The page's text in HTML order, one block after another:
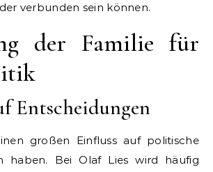
verbunden sein können.
der Familie für
Entscheidungen
großen Einfluss auf politische
haben. Bei Olaf Lies wird häufig